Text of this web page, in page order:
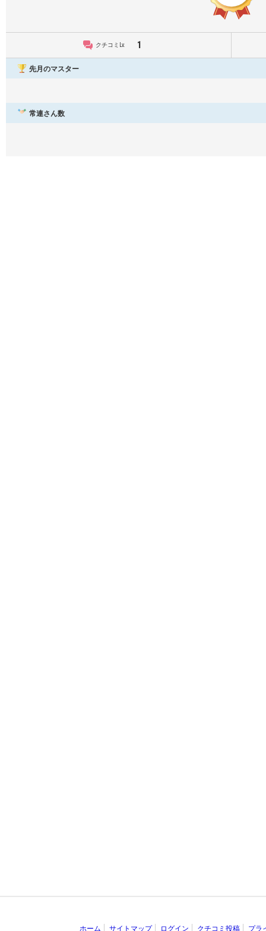
クチコミLv. 1
先月のマスター
常連さん数
ホーム サイトマップ ログイン クチコミ投稿 プラ